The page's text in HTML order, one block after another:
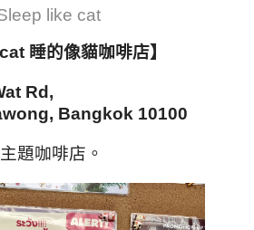
like cat
睡的像貓咖啡店】
Rd,
Bangkok 10100
題咖啡店。